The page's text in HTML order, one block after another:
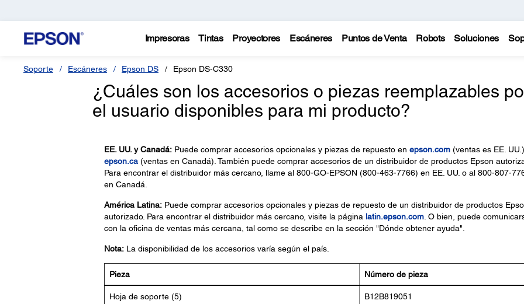
Impresoras Tintas Proyectores Escáneres Puntos de Venta Robots Soluciones
Soporte Escáneres Epson DS Epson DS-C330
¿Cuáles son los accesorios o piezas reemplazables
el usuario disponibles para mi producto?
EE. UU. y Canadá:Puede comprar accesorios opcionales y piezas de repuesto en epson.com(ventas es EE.
epson.ca(ventas en Canadá). También puede comprar accesorios de un distribuidor de productos Epson
Para encontrar el distribuidor más cercano, llame al 800-GO-EPSON (800-463-7766) en EE. UU. o al 800-807-
en Canadá.
América Latina:Puede comprar accesorios opcionales y piezas de repuesto de un distribuidor de productos
autorizado. Para encontrar el distribuidor más cercano, visite la página latin.epson.com. O bien, puede
con la oficina de ventas más cercana, tal como se describe en la sección "Dónde obtener ayuda".
Nota:La disponibilidad de los accesorios varía según el país.
Pieza Número de pieza
Hoja de soporte (5) B12B819051